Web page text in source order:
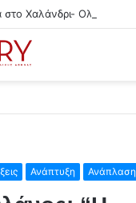
Ανάπτυξη Ανάπλαση